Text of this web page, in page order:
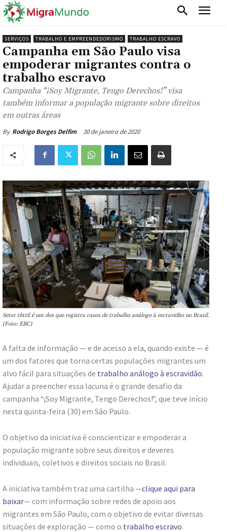
SERVIÇOS TRABALHO E EMPREENDEDORISMO TRABALHO ESCRAVO
Campanha em São Paulo visa
empoderar migrantes contra o
trabalho escravo
Campanha “¡Soy Migrante, Tengo Derechos!” visa
também informar a população migrante sobre direitos
em outras áreas
By Rodrigo Borges Delfim 30 de janeiro de 2020
Setor têxtil é um dos que registra casos de trabalho análogo à escravidão no Brasil.
(Foto: EBC)
A falta de informação — e de acesso a ela, quando existe — é
um dos fatores que torna certas populações migrantes um
alvo fácil para situações de trabalho análogo à escravidão.
Ajudar a preencher essa lacuna é o grande desafio da
campanha “¡Soy Migrante, Tengo Derechos!”, que teve início
nesta quinta-feira (30) em São Paulo.
O objetivo da iniciativa é conscientizar e empoderar a
população migrante sobre seus direitos e deveres
individuais, coletivos e direitos sociais no Brasil.
A iniciativa também traz uma cartilha —clique aqui para
baixar— com informação sobre redes de apoio aos
migrantes em São Paulo, com o objetivo de evitar diversas
situações de exploração — como o trabalho escravo.